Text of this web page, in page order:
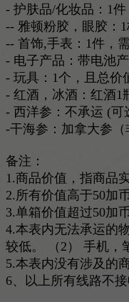
- 护肤品/化妆品：1件
-- 雅顿粉胶，眼胶：1
-- 首饰,手表：1件，
- 电子产品：带电池
- 玩具：1个，且总价
- 红酒，冰酒：红酒1
- 西洋参：不承运 (可
-干海参：加拿大参（
备注：
1.商品价值，指商品
2.所有价值高于50加
3.单箱价值超过50加
4.本表内无法承运的
较低。 （2） 手机，
5.本表内没有涉及的
6、以上所有线路不